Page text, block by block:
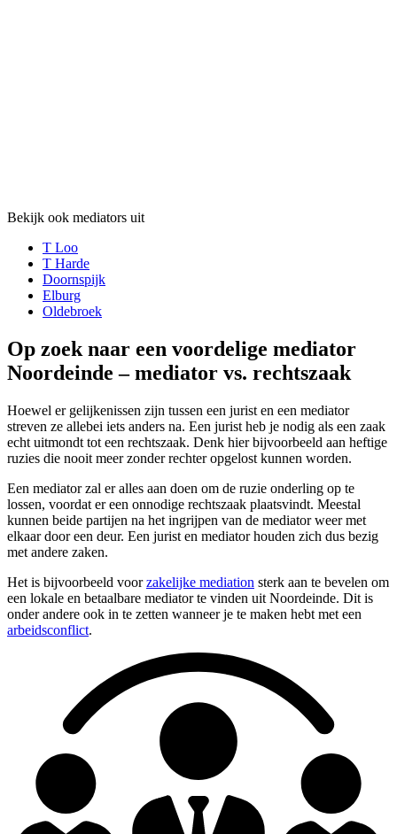
Bekijk ook mediators uit
T Loo
T Harde
Doornspijk
Elburg
Oldebroek
Op zoek naar een voordelige mediator
Noordeinde – mediator vs. rechtszaak
Hoewel er gelijkenissen zijn tussen een jurist en een mediator
streven ze allebei iets anders na. Een jurist heb je nodig als een zaak
echt uitmondt tot een rechtszaak. Denk hier bijvoorbeeld aan heftige
ruzies die nooit meer zonder rechter opgelost kunnen worden.
Een mediator zal er alles aan doen om de ruzie onderling op te
lossen, voordat er een onnodige rechtszaak plaatsvindt. Meestal
kunnen beide partijen na het ingrijpen van de mediator weer met
elkaar door een deur. Een jurist en mediator houden zich dus bezig
met andere zaken.
Het is bijvoorbeeld voorzakelijke mediation sterk aan te bevelen om
een lokale en betaalbare mediator te vinden uit Noordeinde. Dit is
onder andere ook in te zetten wanneer je te maken hebt met een
arbeidsconflict.